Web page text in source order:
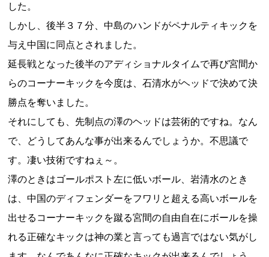
した。
しかし、後半３７分、中島のハンドがペナルティキックを
与え中国に同点とされました。
延長戦となった後半のアディショナルタイムで再び宮間か
らのコーナーキックを今度は、石清水がヘッドで決めて決
勝点を奪いました。
それにしても、先制点の澤のヘッドは芸術的ですね。なん
で、どうしてあんな事が出来るんでしょうか。不思議で
す。凄い技術ですねぇ～。
澤のときはゴールポスト左に低いボール、岩清水のとき
は、中国のディフェンダーをフワリと超える高いボールを
出せるコーナーキックを蹴る宮間の自由自在にボールを操
れる正確なキックは神の業と言っても過言ではない気がし